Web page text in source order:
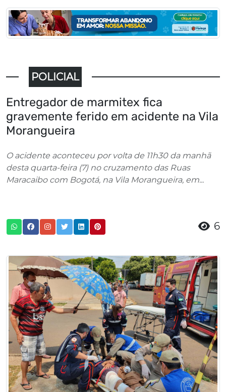
POLICIAL
Entregador de marmitex fica
gravemente ferido em acidente na Vila
Morangueira
O acidente aconteceu por volta de 11h30 da manhã
desta quarta-feira (7) no cruzamento das Ruas
Maracaibo com Bogotá, na Vila Morangueira, em...
6